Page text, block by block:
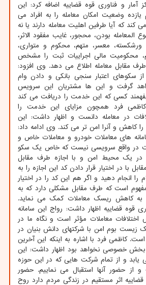
آمار و فناوری قوه قضاییه اضافه کرد: این
وضعیت امکان معامله را به افراد می
که آیا طرفین اهلیت معامله دارند یا نه
المعامله بودن، محجور، غایب مفقود الاثر،
معسر، متهم، محکوم و متواری،
محکومیت مالی اجراییات ثبت را مشخص
مقابل معامله اطلاع می دهد. وی افزود:
سکوهای اعتبار سنجی بانکی و دادن وام
گرفت و این ها مشتریان این سرویس
کسی که این خدمت را دریافت می کند
فرد همچون مزایای این خدمت را
در معامله دانست و اظهار داشت: این
کاهش و آنرا امن تر می کند. وی ادامه داد:
های معاملات خودرو و معاملات خاص و
در واقع سرویسی نیست که خاص یک سکو
در یک محیط امن و با اجازه طرف مقابل
با در اختیار قرار دادن کد این اجازه را به
انجام دهید و اگر هم این کد را در اختیار
است که طرف مقابل مشکلی دارد که به
کاهش ریسک معاملات کمک می نماید.
قوه قضاییه اظهار داشت: رواج این سامانه
معاملات مؤثر است و نگاه ما در
زیست بوم امن با شرکتهای دانش بنیان در
کاظمی فرد با اشاره به اینکه این آخرین
خصوصی نخواهد بود اظهار داشت: این
یابد و از تمام شرکت هایی که در این حوزه
از حضور آنها استقبال می نماییم. حضور
اثر مستقیم در زندگی مردم دارد روح